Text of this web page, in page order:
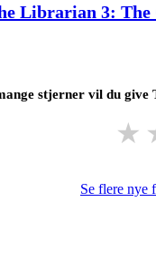
Librarian 3:
stjerner vil du give
★
Se flere nye